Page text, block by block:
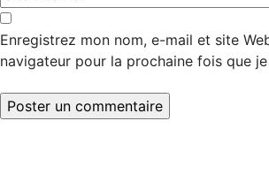
Enregistrez mon nom, e-mail et site
navigateur pour la prochaine fois que